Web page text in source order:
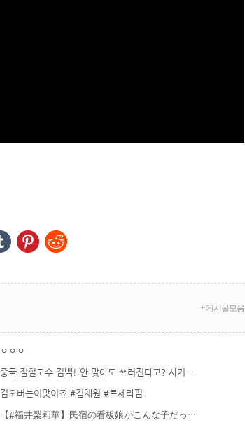
+ 게시물모음
ㅇㅇㅇ
중국 점혈고수 컴백! 안 맞아도 쓰러진다고? 사기 들통, 개망신 참교육 당하다!
컴오버는이맛이죠 #김채원 #르세라핌
【#福井梨莉華】民宿の看板娘がこんな子だったら、とたっぷり妄想してください。――デジタル写真集『この夏、誰もが恋する“看板娘”』好評発売中！ Ririka Fukui